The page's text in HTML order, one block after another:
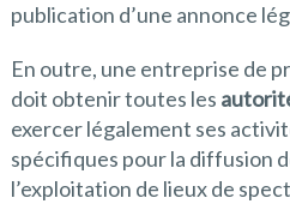
publication d’une annonce
En outre, une entreprise de
doit obtenir toutes les
exercer légalement ses
spécifiques pour la diffusion
l’exploitation de lieux de